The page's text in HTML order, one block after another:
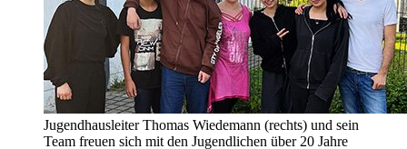
Jugendhausleiter Thomas Wiedemann (rechts) und sein
Team freuen sich mit den Jugendlichen über 20 Jahre